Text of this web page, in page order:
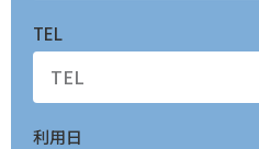
TEL
利用日